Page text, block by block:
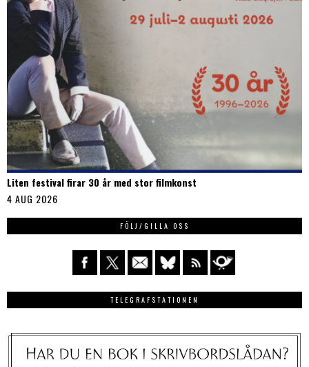
Liten festival firar 30 år med stor filmkonst
4 AUG 2026
FÖLJ/GILLA OSS
TELEGRAFSTATIONEN